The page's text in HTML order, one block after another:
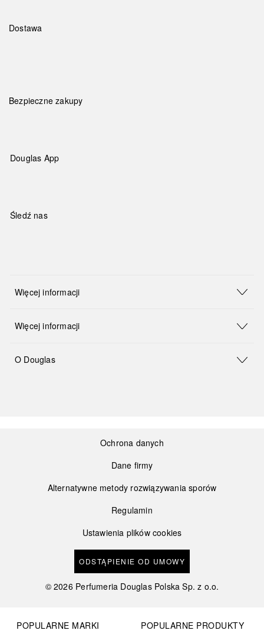
Dostawa
Bezpieczne zakupy
Douglas App
Śledź nas
Więcej informacji
Więcej informacji
O Douglas
Ochrona danych
Dane firmy
Alternatywne metody rozwiązywania sporów
Regulamin
Ustawienia plików cookies
ODSTĄPIENIE OD UMOWY
©2026 Perfumeria Douglas Polska Sp. z o.o.
POPULARNE MARKI
POPULARNE PRODUKTY